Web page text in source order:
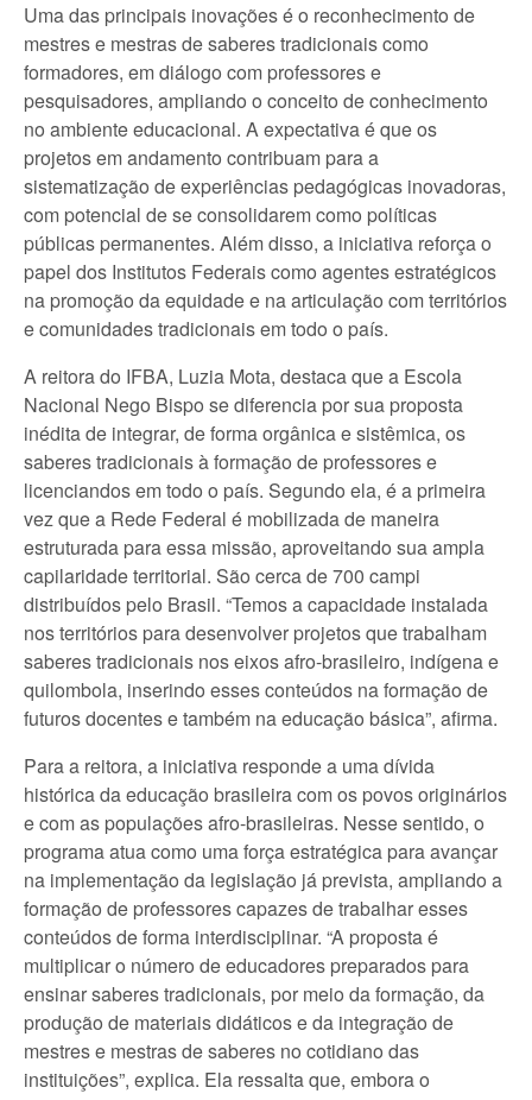
Uma das principais inovações é o reconhecimento de
mestres e mestras de saberes tradicionais como
formadores, em diálogo com professores e
pesquisadores, ampliando o conceito de conhecimento
no ambiente educacional. A expectativa é que os
projetos em andamento contribuam para a
sistematização de experiências pedagógicas inovadoras,
com potencial de se consolidarem como políticas
públicas permanentes. Além disso, a iniciativa reforça o
papel dos Institutos Federais como agentes estratégicos
na promoção da equidade e na articulação com territórios
e comunidades tradicionais em todo o país.
A reitora do IFBA, Luzia Mota, destaca que a Escola
Nacional Nego Bispo se diferencia por sua proposta
inédita de integrar, de forma orgânica e sistêmica, os
saberes tradicionais à formação de professores e
licenciandos em todo o país. Segundo ela, é a primeira
vez que a Rede Federal é mobilizada de maneira
estruturada para essa missão, aproveitando sua ampla
capilaridade territorial. São cerca de 700 campi
distribuídos pelo Brasil. “Temos a capacidade instalada
nos territórios para desenvolver projetos que trabalham
saberes tradicionais nos eixos afro-brasileiro, indígena e
quilombola, inserindo esses conteúdos na formação de
futuros docentes e também na educação básica”, afirma.
Para a reitora, a iniciativa responde a uma dívida
histórica da educação brasileira com os povos originários
e com as populações afro-brasileiras. Nesse sentido, o
programa atua como uma força estratégica para avançar
na implementação da legislação já prevista, ampliando a
formação de professores capazes de trabalhar esses
conteúdos de forma interdisciplinar. “A proposta é
multiplicar o número de educadores preparados para
ensinar saberes tradicionais, por meio da formação, da
produção de materiais didáticos e da integração de
mestres e mestras de saberes no cotidiano das
instituições”, explica. Ela ressalta que, embora o